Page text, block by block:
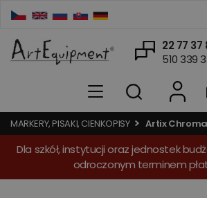
22 77 37
510 339
MARKERY, PISAKI, CIENKOPISY Artix
Dla szkół, instytucji oraz jednostek
odroczonym terminem